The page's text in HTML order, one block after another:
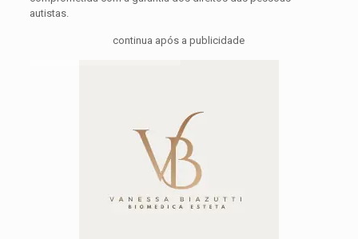
autistas.
continua após a publicidade